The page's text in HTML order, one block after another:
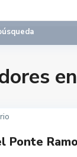
Ponte